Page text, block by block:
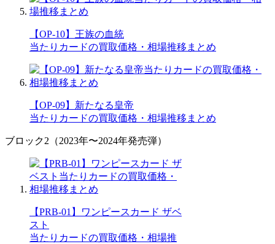
【OP-10】王族の血統
当たりカードの買取価格・相場推移まとめ
【OP-09】新たなる皇帝
当たりカードの買取価格・相場推移まとめ
ブロック2（2023年〜2024年発売弾）
【PRB-01】ワンピースカード ザベ
スト
当たりカードの買取価格・相場推